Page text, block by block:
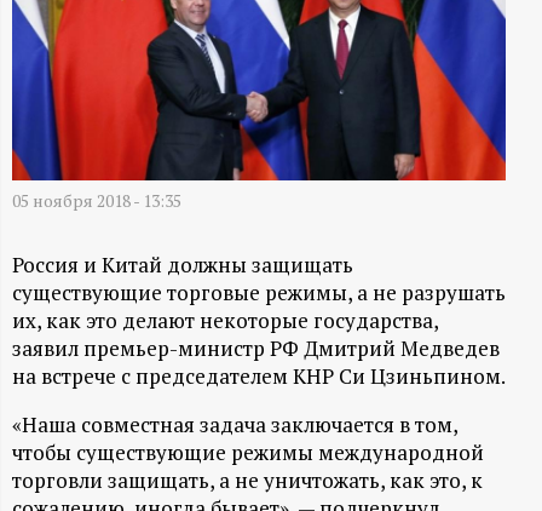
М
А
Й
Д
А
Н
-
и
н
05 ноября 2018 - 13:35
Россия и Китай должны защищать
существующие торговые режимы, а не разрушать
их, как это делают некоторые государства,
заявил премьер-министр РФ Дмитрий Медведев
на встрече с председателем КНР Си Цзиньпином.
«Наша совместная задача заключается в том,
чтобы существующие режимы международной
торговли защищать, а не уничтожать, как это, к